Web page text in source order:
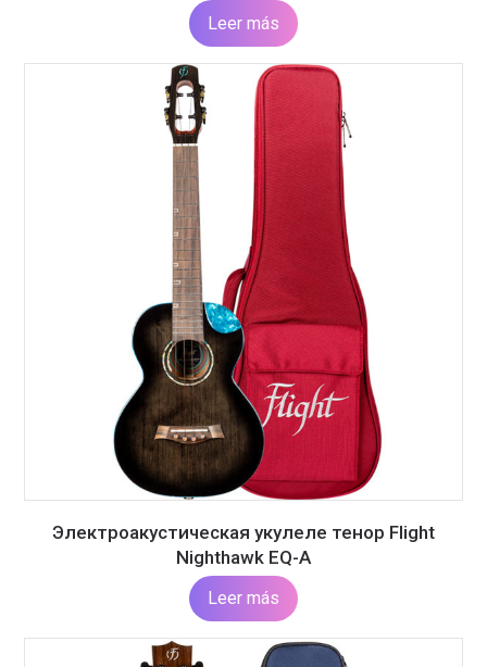
Leer más
Электроакустическая укулеле тенор Flight
Nighthawk EQ-A
Leer más